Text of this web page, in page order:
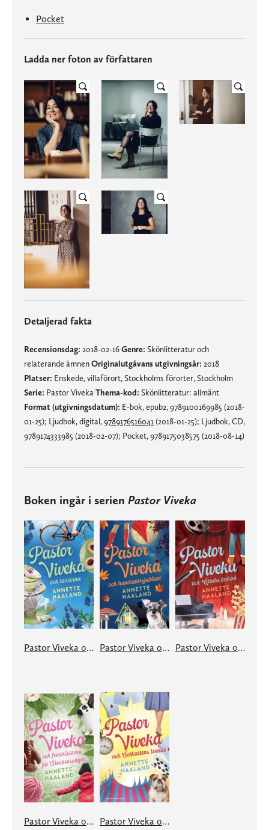
Pocket
Ladda ner foton av författaren
Detaljerad fakta
Recensionsdag: 2018-02-16Genre: Skönlitteratur och
relaterande ämnenOriginalutgåvans utgivningsår: 2018
Platser: Enskede, villaförort, Stockholms förorter, Stockholm
Serie: Pastor Viveka Thema-kod: Skönlitteratur: allmänt
Format (utgivningsdatum): E-bok, epub2, 9789100169985 (2018-
01-25); Ljudbok, digital,9789176516041 (2018-01-25); Ljudbok, CD,
9789174333985 (2018-02-07); Pocket, 9789175038575 (2018-08-14)
Boken ingår i serien Pastor Viveka
Pastor Viveka och tanterna Pastor Viveka och hundraårsjubileet Pastor Viveka och Glada änkan
Pastor Viveka och feministerna på Stockrosvägen Pastor Viveka och Solkattens leende